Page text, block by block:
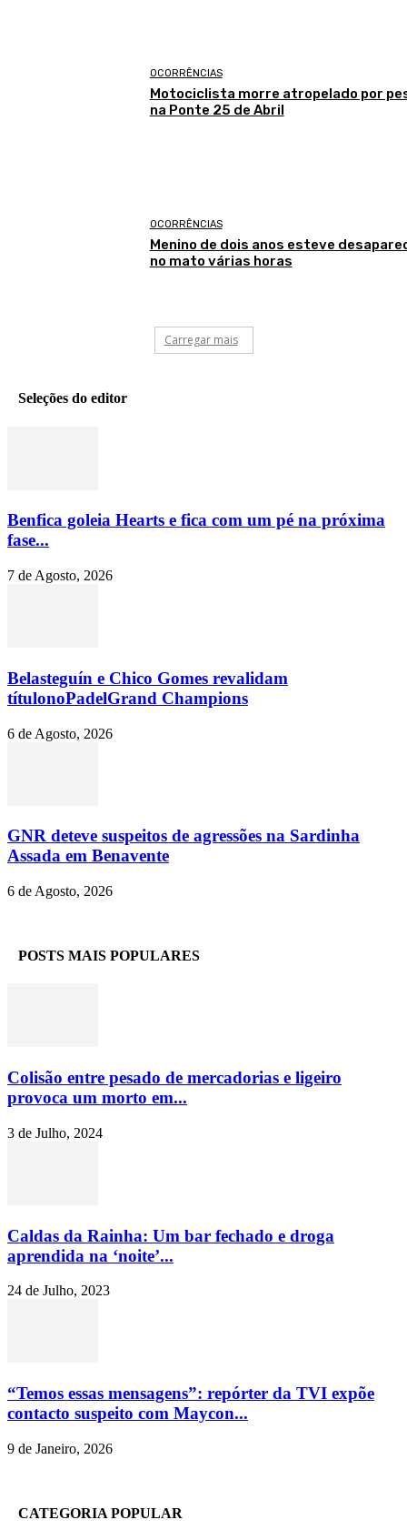
OCORRÊNCIAS
Motociclista morre atropelado por
na Ponte 25 de Abril
OCORRÊNCIAS
Menino de dois anos esteve
no mato várias horas
Carregar mais
Seleções do editor
Benfica goleia Hearts e fica com um pé na próxima
fase...
7 de Agosto, 2026
Belasteguín e Chico Gomes revalidam
títulonoPadelGrand Champions
6 de Agosto, 2026
GNR deteve suspeitos de agressões na Sardinha
Assada em Benavente
6 de Agosto, 2026
POSTS MAIS POPULARES
Colisão entre pesado de mercadorias e ligeiro
provoca um morto em...
3 de Julho, 2024
Caldas da Rainha: Um bar fechado e droga
aprendida na ‘noite’...
24 de Julho, 2023
“Temos essas mensagens”: repórter da TVI expõe
contacto suspeito com Maycon...
9 de Janeiro, 2026
CATEGORIA POPULAR